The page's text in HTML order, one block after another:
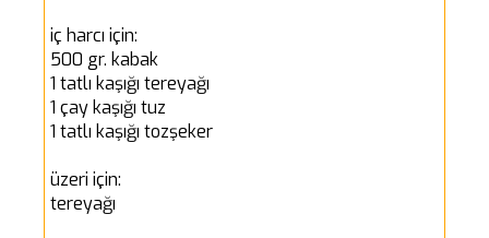
iç harcı için:
500 gr. kabak
1 tatlı kaşığı tereyağı
1 çay kaşığı tuz
1 tatlı kaşığı tozşeker
üzeri için:
tereyağı